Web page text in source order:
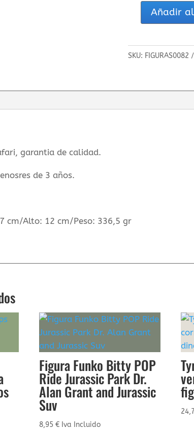
cantidad
Añadir
SKU: FIGURAS0082
garantia de calidad.
de 3 años.
cm/Alto: 12 cm/Peso: 336,5 gr
Figura Funko Bitty POP
Ride Jurassic Park Dr.
Alan Grant and Jurassic
Suv
8,95€ Iva Incluido